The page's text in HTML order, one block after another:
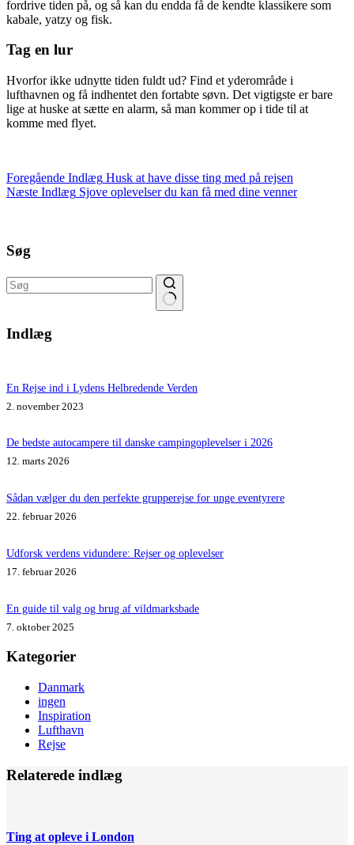
fordrive tiden på, og så kan du endda få de kendte klassikere som
kabale, yatzy og fisk.
Tag en lur
Hvorfor ikke udnytte tiden fuldt ud? Find et yderområde i
lufthavnen og få indhentet den fortabte søvn. Det vigtigste er bare
lige at huske at sætte en alarm, så man kommer op i tide til at
komme med flyet.
Foregående Indlæg Husk at have disse ting med på rejsen
Næste Indlæg Sjove oplevelser du kan få med dine venner
Søg
resultater
Indlæg
En Rejse ind i Lydens Helbredende Verden
2. november 2023
De bedste autocampere til danske campingoplevelser i 2026
12. marts 2026
Sådan vælger du den perfekte grupperejse for unge eventyrere
22. februar 2026
Udforsk verdens vidundere: Rejser og oplevelser
17. februar 2026
En guide til valg og brug af vildmarksbade
7. oktober 2025
Kategorier
Danmark
ingen
Inspiration
Lufthavn
Rejse
Relaterede indlæg
Ting at opleve i London